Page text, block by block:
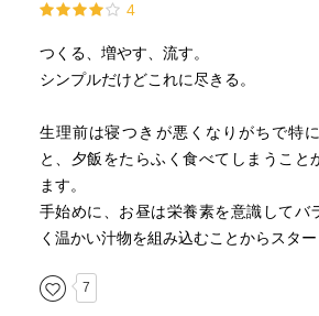
除中の合図。
空腹の時間がないと胃を掃除すること
の空腹時間がとても大事。
そして朝食はしっかりお腹をすかせて食
この他、タンパク質不足に注意。よく
きを整えて血をつくるためにとても効果
になること→睡眠改善。
夜23時までに眠ること、朝日を7時まで
4
つくる、増やす、流す。
シンプルだけどこれに尽きる。
生理前は寝つきが悪くなりがちで特
と、夕飯をたらふく食べてしまうこと
ます。
手始めに、お昼は栄養素を意識してバ
く温かい汁物を組み込むことからスター
7